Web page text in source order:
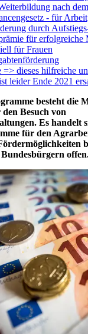
nach dem
- für
durch
für erfolgreiche
für Frauen
dieses hilfreiche
leider Ende 2021
besteht die
Besuch von
Es handelt
für den